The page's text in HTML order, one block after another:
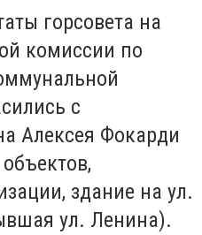
горсовета на
комиссии по
с
Алексея Фокарди
здание на ул.
ул. Ленина).